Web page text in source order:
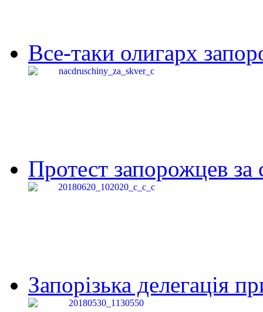
Все-таки олигарх
Протест запорожцев за
Запорізька делегація